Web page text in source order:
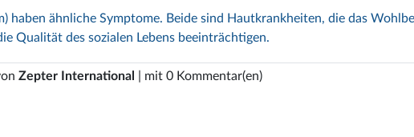
haben ähnliche Symptome. Beide sind Hautkrankheiten, die das
Qualität des sozialen Lebens beeinträchtigen.
Zepter International | mit 0 Kommentar(en)